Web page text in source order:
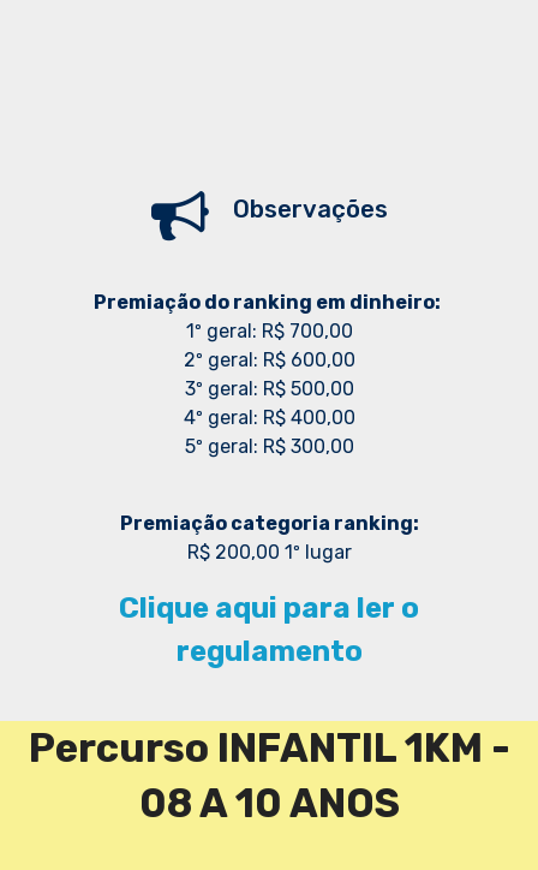
Observações
Premiação do ranking em dinheiro:
1º geral: R$ 700,00
2º geral: R$ 600,00
3º geral: R$ 500,00
4º geral: R$ 400,00
5º geral: R$ 300,00
Premiação categoria ranking:
R$ 200,00 1º lugar
Clique aqui para ler o
regulamento
Percurso INFANTIL 1KM -
08 A 10 ANOS